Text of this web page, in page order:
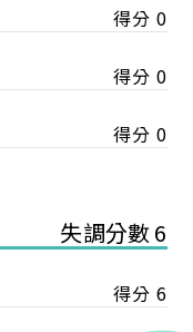
得分 0
得分 0
得分 0
失調分數 6
得分 6
時繳納；常年會
時繳納；常年會
訓暨發展協會